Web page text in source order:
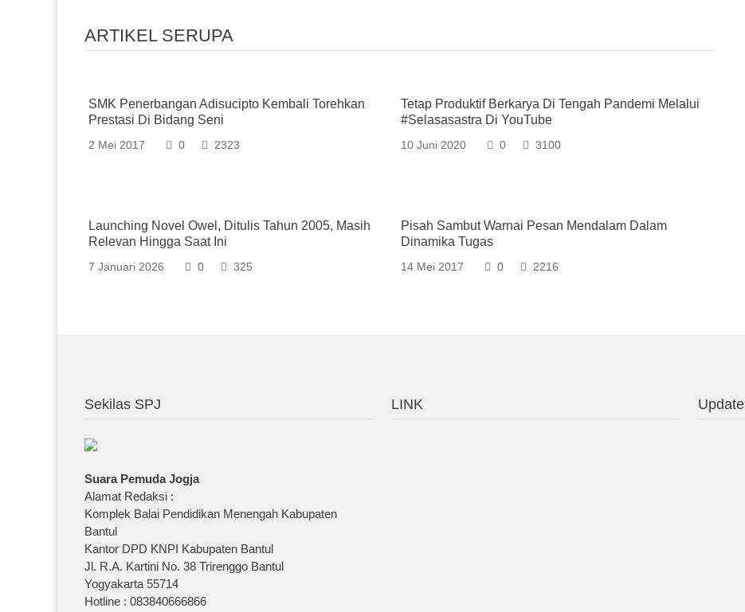
ARTIKEL SERUPA
SMK Penerbangan Adisucipto Kembali Torehkan
Prestasi Di Bidang Seni
2 Mei 2017 0 2323
Tetap Produktif Berkarya Di Tengah Pandemi Melalui
#selasasastra Di YouTube
10 Juni 2020 0 3100
Launching Novel Owel, Ditulis Tahun 2005, Masih
Relevan Hingga Saat Ini
7 Januari 2026 0 325
Pisah Sambut Warnai Pesan Mendalam Dalam
Dinamika Tugas
14 Mei 2017 0 2216
Sekilas SPJ
Suara Pemuda Jogja
Alamat Redaksi :
Komplek Balai Pendidikan Menengah Kabupaten
Bantul
Kantor DPD KNPI Kabupaten Bantul
Jl. R.A. Kartini No. 38 Trirenggo Bantul
Yogyakarta 55714
Hotline : 083840666866
LINK Update